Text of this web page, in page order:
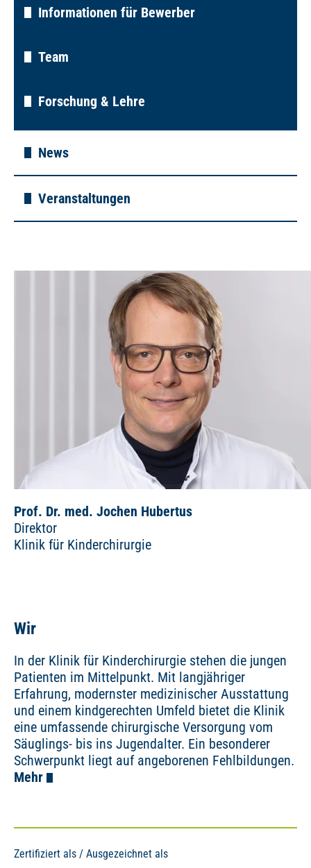
Informationen für Bewerber
Team
Forschung & Lehre
News
Veranstaltungen
Prof. Dr. med. Jochen Hubertus
Direktor
Klinik für Kinderchirurgie
Wir
In der Klinik für Kinderchirurgie stehen die jungen
Patienten im Mittelpunkt. Mit langjähriger
Erfahrung, modernster medizinischer Ausstattung
und einem kindgerechten Umfeld bietet die Klinik
eine umfassende chirurgische Versorgung vom
Säuglings- bis ins Jugendalter. Ein besonderer
Schwerpunkt liegt auf angeborenen Fehlbildungen.
Mehr
Zertifiziert als / Ausgezeichnet als